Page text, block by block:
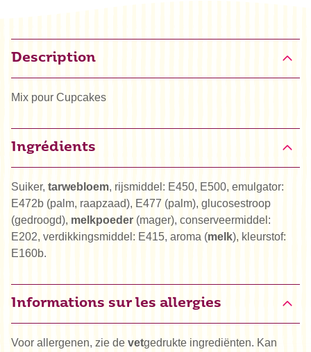
Description
Mix pour Cupcakes
Ingrédients
Suiker, tarwebloem, rijsmiddel: E450, E500, emulgator:
E472b (palm, raapzaad), E477 (palm), glucosestroop
(gedroogd), melkpoeder (mager), conserveermiddel:
E202, verdikkingsmiddel: E415, aroma (melk), kleurstof:
E160b.
Informations sur les allergies
Voor allergenen, zie de vetgedrukte ingrediënten. Kan